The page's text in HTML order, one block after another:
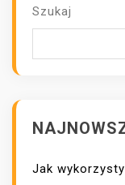
W
U
Szukaj
Jak